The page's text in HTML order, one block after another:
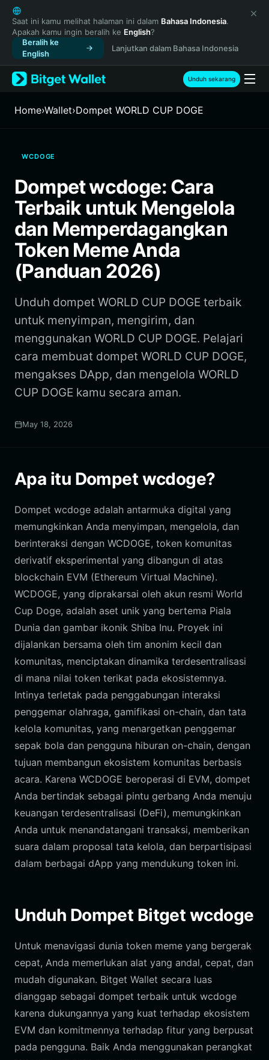
English
日本語
Tiếng Việt
Русский
Español (Latinoamérica)
Türkçe
Français
繁體中文
Bahasa Indonesia
ภาษาไทย
Español
Português (Brasil)
Español (Argentina)
Saat ini kamu melihat halaman ini dalam Bahasa Indonesia.
Apakah kamu ingin beralih ke English?
Beralih ke
English
Lanjutkan dalam Bahasa Indonesia
Unduh sekarang
Home›Wallet›Dompet WORLD CUP DOGE
WCDOGE
Dompet wcdoge: Cara
Terbaik untuk Mengelola
dan Memperdagangkan
Token Meme Anda
(Panduan 2026)
Unduh dompet WORLD CUP DOGE terbaik
untuk menyimpan, mengirim, dan
menggunakan WORLD CUP DOGE. Pelajari
cara membuat dompet WORLD CUP DOGE,
mengakses DApp, dan mengelola WORLD
CUP DOGE kamu secara aman.
May 18, 2026
Apa itu Dompet wcdoge?
Dompet wcdoge adalah antarmuka digital yang
memungkinkan Anda menyimpan, mengelola, dan
berinteraksi dengan WCDOGE, token komunitas
derivatif eksperimental yang dibangun di atas
blockchain EVM (Ethereum Virtual Machine).
WCDOGE, yang diprakarsai oleh akun resmi World
Cup Doge, adalah aset unik yang bertema Piala
Dunia dan gambar ikonik Shiba Inu. Proyek ini
dijalankan bersama oleh tim anonim kecil dan
komunitas, menciptakan dinamika terdesentralisasi
di mana nilai token terikat pada ekosistemnya.
Intinya terletak pada penggabungan interaksi
penggemar olahraga, gamifikasi on-chain, dan tata
kelola komunitas, yang menargetkan penggemar
sepak bola dan pengguna hiburan on-chain, dengan
tujuan membangun ekosistem komunitas berbasis
acara. Karena WCDOGE beroperasi di EVM, dompet
Anda bertindak sebagai pintu gerbang Anda menuju
keuangan terdesentralisasi (DeFi), memungkinkan
Anda untuk menandatangani transaksi, memberikan
suara dalam proposal tata kelola, dan berpartisipasi
dalam berbagai dApp yang mendukung token ini.
Unduh Dompet Bitget wcdoge
Untuk menavigasi dunia token meme yang bergerak
cepat, Anda memerlukan alat yang andal, cepat, dan
mudah digunakan. Bitget Wallet secara luas
dianggap sebagai dompet terbaik untuk wcdoge
karena dukungannya yang kuat terhadap ekosistem
EVM dan komitmennya terhadap fitur yang berpusat
pada pengguna. Baik Anda menggunakan perangkat